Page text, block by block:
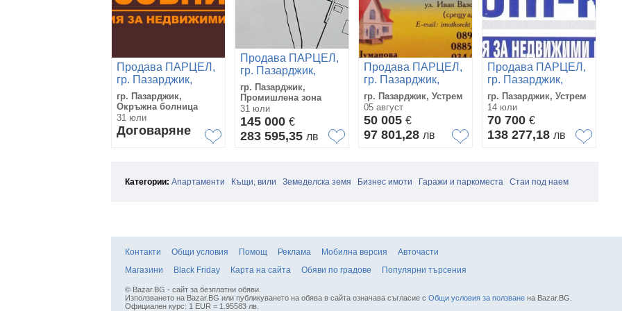
Продава ПАРЦЕЛ,
гр. Пазарджик,
Окръжна болница
гр. Пазарджик,
Окръжна болница
31 юли
Договаряне
Продава ПАРЦЕЛ,
гр. Пазарджик,
Промишлена зона
гр. Пазарджик,
Промишлена зона
31 юли
145 000 €
283 595,35 лв
Продава ПАРЦЕЛ,
гр. Пазарджик,
Устрем
гр. Пазарджик, Устрем
05 август
50 005 €
97 801,28 лв
Продава ПАРЦЕЛ,
гр. Пазарджик,
Устрем
гр. Пазарджик, Устрем
14 юли
70 700 €
138 277,18 лв
Категории: Апартаменти Къщи, вили Земеделска земя Бизнес имоти Гаражи и паркоместа Стаи под наем
Контакти Общи условия Помощ Реклама Мобилна версия
Авточасти
Магазини
Black Friday Карта на сайта Обяви по градове Популярни търсения
© Bazar.BG - сайт за безплатни обяви.
Използването на Bazar.BG или публикуването на обява в сайта означава съгласие с Общи условия за ползване на Bazar.BG.
Официален курс: 1 EUR = 1.95583 лв.